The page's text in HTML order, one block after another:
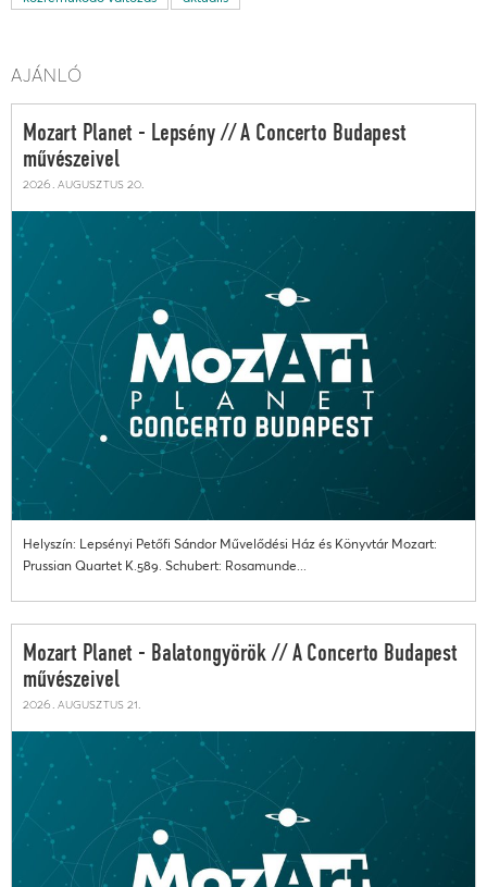
AJÁNLÓ
Mozart Planet - Lepsény // A Concerto Budapest
művészeivel
2026. augusztus 20.
Helyszín: Lepsényi Petőfi Sándor Művelődési Ház és Könyvtár Mozart:
Prussian Quartet K.589. Schubert: Rosamunde...
Mozart Planet - Balatongyörök // A Concerto Budapest
művészeivel
2026. augusztus 21.